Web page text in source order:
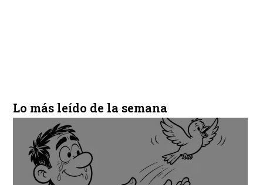
Lo más leído de la semana